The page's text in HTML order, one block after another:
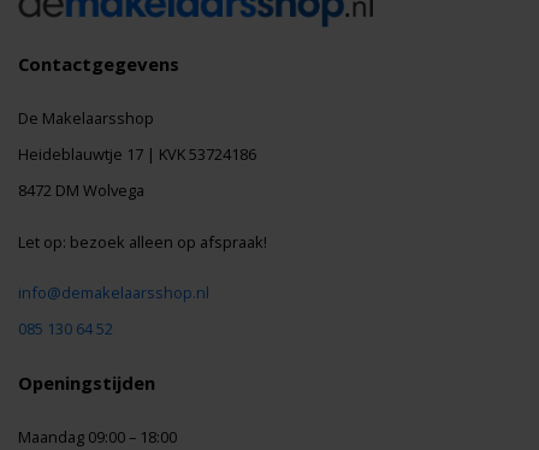
Contactgegevens
De Makelaarsshop
Heideblauwtje 17 | KVK 53724186
8472 DM Wolvega
Let op: bezoek alleen op afspraak!
info@demakelaarsshop.nl
085 130 64 52
Openingstijden
Maandag 09:00 – 18:00